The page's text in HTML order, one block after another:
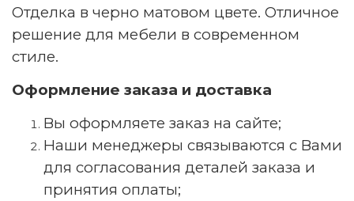
Отделка в черно матовом цвете. Отличное
решение для мебели в современном
стиле.
Оформление заказа и доставка
Вы оформляете заказ на сайте;
Наши менеджеры связываются с Вами
для согласования деталей заказа и
принятия оплаты;